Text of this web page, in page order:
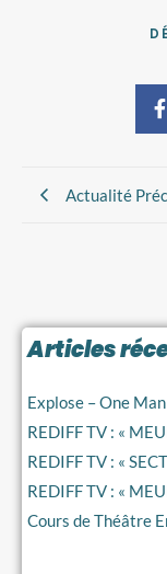
Actualité
Articles
Explose – One
REDIFF TV : «
REDIFF TV : «
REDIFF TV : «
Cours de Théâtre
Archives